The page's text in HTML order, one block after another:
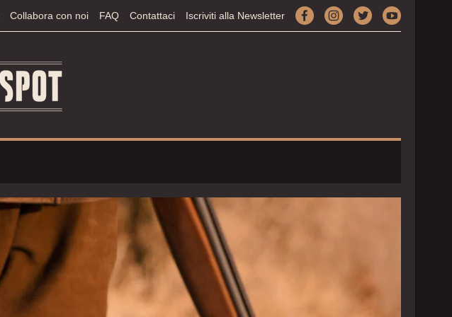
Collabora con noi FAQ Contattaci Iscriviti alla Newsletter facebookinstagram
twitter youtube